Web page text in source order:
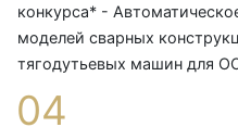
конкурса* -
моделей сварных
тягодутьевых машин для
04